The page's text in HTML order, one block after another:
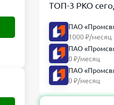
ТОП-3 РКО
ПАО
1000 ₽/месяц
ПАО
0 ₽/месяц
ПАО
0 ₽/месяц